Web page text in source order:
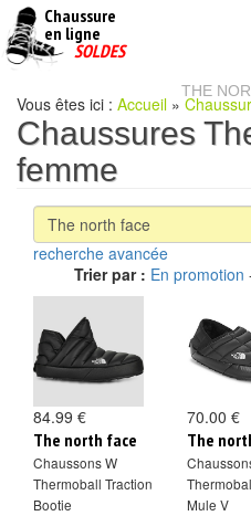
Chaussure
en ligne
pas
SOLDES
THE
Vous êtes ici : Accueil »
Chaussures
femme
recherche avancée
Trier par : En promotion
84.99 €
The north face
Chaussons W
Thermoball Traction
Bootie
70.00 €
The
Mule V